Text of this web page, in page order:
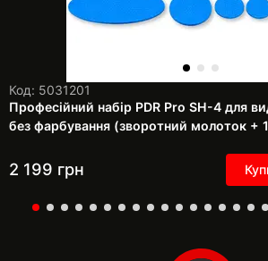
Код: 5031201
Професійний набір PDR Pro SH-4 для
без фарбування (зворотний молоток +
2 199 грн